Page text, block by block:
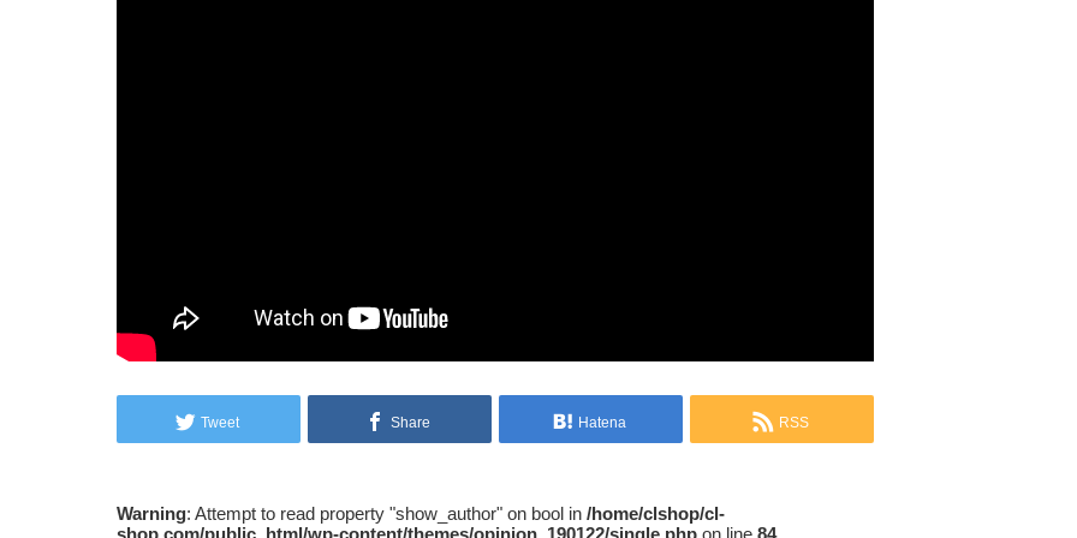
Tweet Share Hatena RSS
Warning: Attempt to read property "show_author" on bool in /home/clshop/cl-